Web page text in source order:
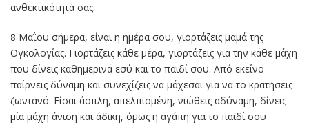
ανθεκτικότητά σας.
8 Μαΐου σήμερα, είναι η ημέρα σου, γιορτάζεις μαμά της
Ογκολογίας. Γιορτάζεις κάθε μέρα, γιορτάζεις για την κάθε μάχη
που δίνεις καθημερινά εσύ και το παιδί σου. Από εκείνο
παίρνεις δύναμη και συνεχίζεις να μάχεσαι για να το κρατήσεις
ζωντανό. Είσαι άοπλη, απελπισμένη, νιώθεις αδύναμη, δίνεις
μία μάχη άνιση και άδικη, όμως η αγάπη για το παιδί σου